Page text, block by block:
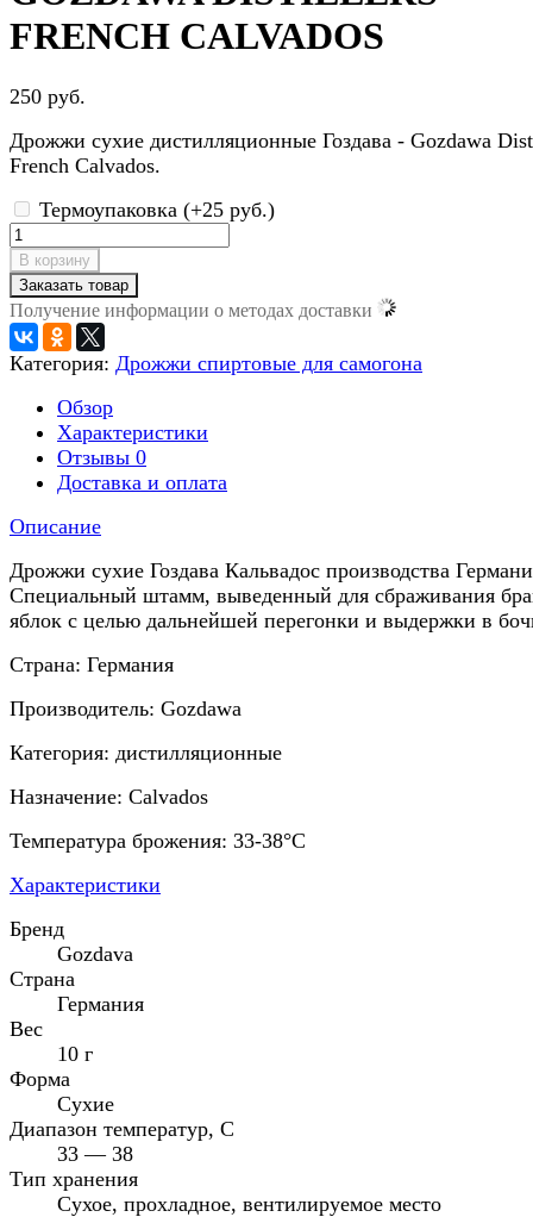
FRENCH CALVADOS
250 руб.
Дрожжи сухие дистилляционные Гоздава - Gozdawa
French Calvados.
Термоупаковка (+25 руб.)
В корзину
Заказать товар
Получение информации о методах доставки
Категория: Дрожжи спиртовые для самогона
Обзор
Характеристики
Отзывы 0
Доставка и оплата
Описание
Дрожжи сухие Гоздава Кальвадос производства
Специальный штамм, выведенный для сбраживания
яблок с целью дальнейшей перегонки и выдержки в
Страна: Германия
Производитель: Gozdawa
Категория: дистилляционные
Назначение: Calvados
Температура брожения: 33-38°C
Характеристики
Бренд
Gozdava
Страна
Германия
Вес
10 г
Форма
Сухие
Диапазон температур, C
33 — 38
Тип хранения
Сухое, прохладное, вентилируемое место